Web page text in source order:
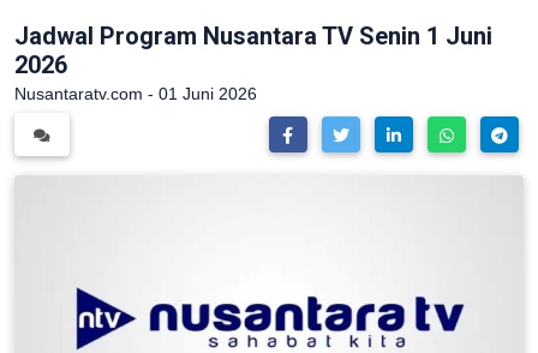
Jadwal Program Nusantara TV Senin 1 Juni
2026
Nusantaratv.com - 01 Juni 2026